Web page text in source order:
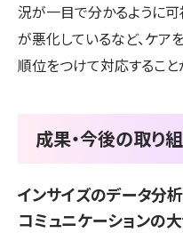
況が一目で分かるように可
が悪化しているなど、ケア
順位をつけて対応すること
成果・今後の取り
インサイズのデータ分
コミュニケーションの